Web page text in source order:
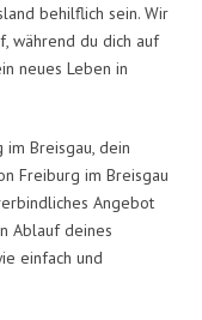
behilflich sein. Wir
während du dich auf
neues Leben in
Breisgau, dein
Freiburg im Breisgau
Angebot
Ablauf deines
einfach und